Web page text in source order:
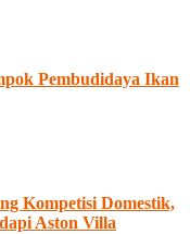
Pembudidaya Ikan
Kompetisi Domestik,
Aston Villa